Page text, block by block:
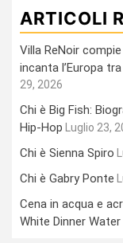
ARTICOLI
Villa ReNoir
incanta l’Europa
29, 2026
Chi è Big Fish:
Hip-Hop
Luglio 23,
Chi è Sienna Spiro
Chi è Gabry Ponte
Cena in acqua e
White Dinner